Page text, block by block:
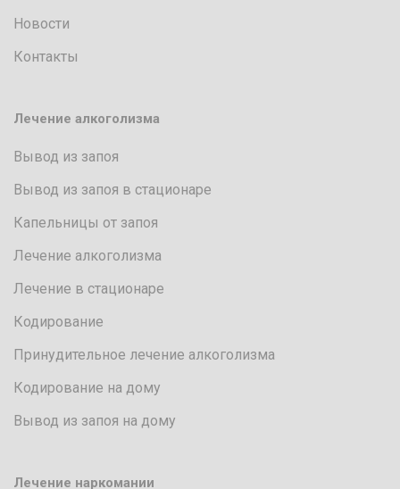
Новости
Контакты
Лечение алкоголизма
Вывод из запоя
Вывод из запоя в стационаре
Капельницы от запоя
Лечение алкоголизма
Лечение в стационаре
Кодирование
Принудительное лечение алкоголизма
Кодирование на дому
Вывод из запоя на дому
Лечение наркомании